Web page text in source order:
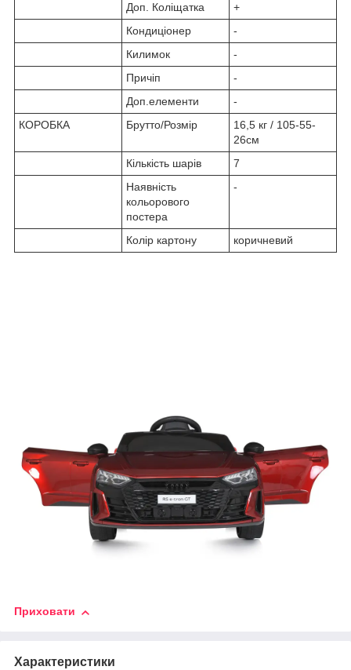
Доп. Коліщатка
+
Кондиціонер
-
Килимок
-
Причіп
-
Доп.елементи
-
КОРОБКА
Брутто/Розмір
16,5 кг / 105-55-
26см
Кількість шарів
7
Наявність
кольорового
постера
-
Колір картону коричневий
Приховати
Характеристики